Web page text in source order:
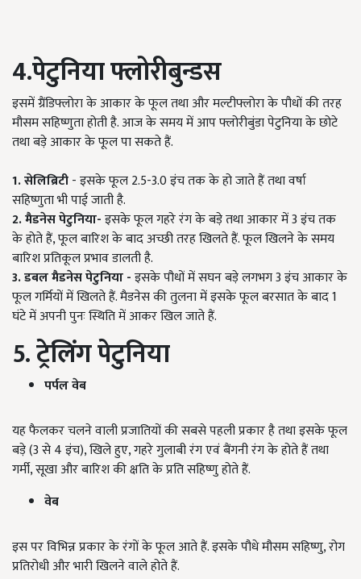
4.पेटुनिया फ्लोरीबुन्डस
इसमें ग्रैंडिफ्लोरा के आकार के फूल तथा और मल्टीफ्लोरा के पौधों की तरह
मौसम सहिष्णुता होती है. आज के समय में आप फ्लोरीबुंडा पेटुनिया के छोटे
तथा बड़े आकार के फूल पा सकते हैं.
1. सेलिब्रिटी- इसके फूल 2.5-3.0 इंच तक के हो जाते हैं तथा वर्षा
सहिष्णुता भी पाई जाती है.
2. मैडनेस पेटुनिया-इसके फूल गहरे रंग के बड़े तथा आकार में 3 इंच तक
के होते हैं, फूल बारिश के बाद अच्छी तरह खिलते हैं. फूल खिलने के समय
बारिश प्रतिकूल प्रभाव डालती है.
3. डबल मैडनेस पेटुनिया -इसके पौधों में सघन बड़े लगभग 3 इंच आकार के
फूल गर्मियों में खिलते हैं. मैडनेस की तुलना में इसके फूल बरसात के बाद 1
घंटे में अपनी पुनः स्थिति में आकर खिल जाते हैं.
5. ट्रेलिंग पेटुनिया
पर्पल वेब
यह फैलकर चलने वाली प्रजातियों की सबसे पहली प्रकार है तथा इसके फूल
बड़े (3 से 4 इंच), खिले हुए, गहरे गुलाबी रंग एवं बैंगनी रंग के होते हैं तथा
गर्मी, सूखा और बारिश की क्षति के प्रति सहिष्णु होते हैं.
वेब
इस पर विभिन्न प्रकार के रंगों के फूल आते हैं. इसके पौधे मौसम सहिष्णु, रोग
प्रतिरोधी और भारी खिलने वाले होते हैं.